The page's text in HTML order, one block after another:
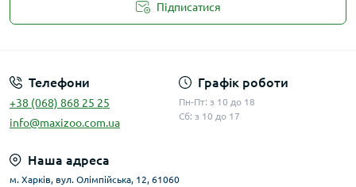
Підписатися
Телефони
+38 (068) 868 25 25
info@maxizoo.com.ua
Графік роботи
Пн-Пт: з 10 до 18
Сб: з 10 до 17
Наша адреса
м. Харків, вул. Олімпійська, 12, 61060